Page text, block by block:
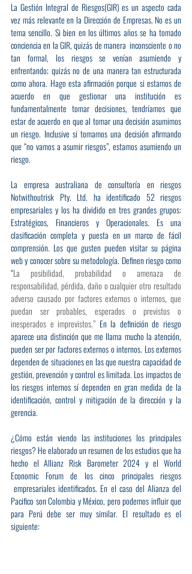
La Gestión Integral de Riesgos(GIR) es un aspecto cada
vez más relevante en la Dirección de Empresas. No es un
tema sencillo. Si bien en los últimos años se ha tomado
conciencia en la GIR, quizás de manera  inconsciente o no
tan formal, los riesgos se venían asumiendo y
enfrentando; quizás no de una manera tan estructurada
como ahora. Hago esta afirmación porque si estamos de
acuerdo en que gestionar una institución es
fundamentalmente tomar decisiones, tendríamos que
estar de acuerdo en que al tomar una decisión asumimos
un riesgo. Inclusive si tomamos una decisión afirmando
que “no vamos a asumir riesgos”, estamos asumiendo un
riesgo.
La empresa australiana de consultoría en riesgos
Notwithoutrisk Pty. Ltd. ha identificado 52 riesgos
empresariales y los ha dividido en tres grandes grupos:
Estratégicos, Financieros y Operacionales. Es una
clasificación completa y puesta en un marco de fácil
comprensión. Los que gusten pueden visitar su página
web y conocer sobre su metodología. Definen riesgo como
“La posibilidad, probabilidad o amenaza de
responsabilidad, pérdida, daño o cualquier otro resultado
adverso causado por factores externos o internos, que
puedan ser probables, esperados o previstos o
inesperados e imprevistos.” En la definición de riesgo
aparece una distinción que me llama mucho la atención,
pueden ser por factores externos o internos. Los externos
dependen de situaciones en las que nuestra capacidad de
gestión, prevención y control es limitada. Los impactos de
los riesgos internos sí dependen en gran medida de la
identificación, control y mitigación de la dirección y la
gerencia.
¿Cómo están viendo las instituciones los principales
riesgos? He elaborado un resumen de los estudios que ha
hecho el Allianz Risk Barometer 2024 y el World
Economic Forum de los cinco principales riesgos
empresariales identificados. En el caso del Alianza del
Pacifico son Colombia y México, pero podemos influir que
para Perú debe ser muy similar. El resultado es el
siguiente: